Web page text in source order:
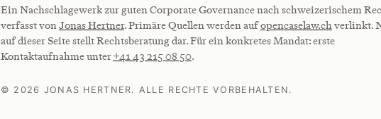
Ein Nachschlagewerk zur guten Corporate Governance nach schweizerischem
verfasst vonJonas Hertner. Primäre Quellen werden aufopencaselaw.chverlinkt.
auf dieser Seite stellt Rechtsberatung dar. Für ein konkretes Mandat: erste
Kontaktaufnahme unter+41 43 215 08 50.
© 2026 JONAS HERTNER. ALLE RECHTE VORBEHALTEN.